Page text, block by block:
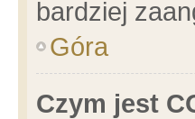
bardziej
Góra
Czym jest